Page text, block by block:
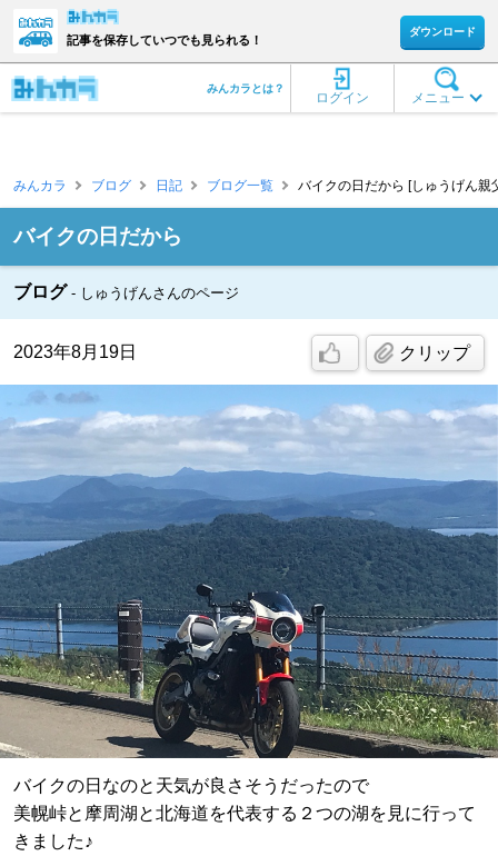
記事を保存していつでも見られる！
ダウンロード
メニュー
ログイン
みんカラとは？
みんカラ ブログ 日記 ブログ一覧 バイクの日だから [しゅうげん親
バイクの日だから
ブログ しゅうげんさんのページ
2023年8月19日 クリップ
バイクの日なのと天気が良さそうだったので
美幌峠と摩周湖と北海道を代表する２つの湖を見に行って
きました♪